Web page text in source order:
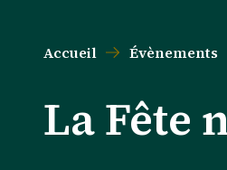
Accueil Évènements
La Fête